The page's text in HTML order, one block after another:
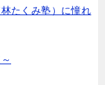
たくみ塾）に憧れ